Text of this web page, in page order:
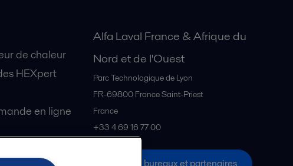
de chaleur
HEXpert
en ligne
Alfa Laval France & Afrique du
Nord et de l'Ouest
Parc Technologique de Lyon
FR-69800 France Saint-Priest
France
+33 4 69 16 77 00
Tous les bureaux et partenaires